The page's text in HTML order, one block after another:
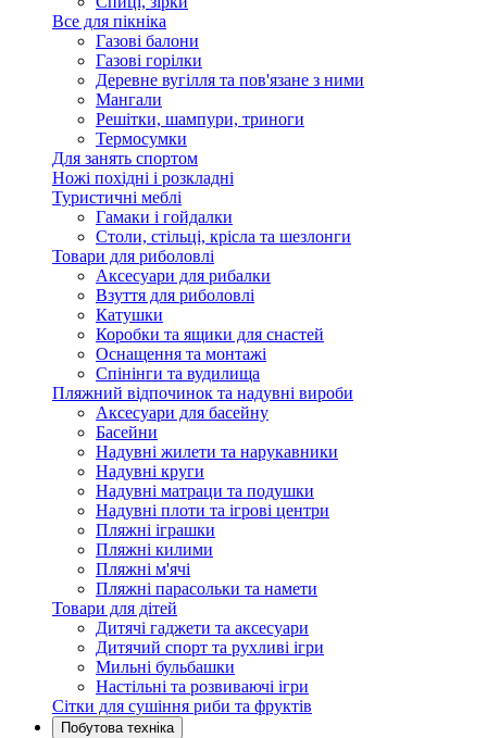
Все для пікніка
Газові балони
Газові горілки
Деревне вугілля та пов'язане з ними
Мангали
Решітки, шампури, триноги
Термосумки
Для занять спортом
Ножі похідні і розкладні
Туристичні меблі
Гамаки і гойдалки
Столи, стільці, крісла та шезлонги
Товари для риболовлі
Аксесуари для рибалки
Взуття для риболовлі
Катушки
Коробки та ящики для снастей
Оснащення та монтажі
Спінінги та вудилища
Пляжний відпочинок та надувні вироби
Аксесуари для басейну
Басейни
Надувні жилети та нарукавники
Надувні круги
Надувні матраци та подушки
Надувні плоти та ігрові центри
Пляжні іграшки
Пляжні килими
Пляжні м'ячі
Пляжні парасольки та намети
Товари для дітей
Дитячі гаджети та аксесуари
Дитячий спорт та рухливі ігри
Мильні бульбашки
Настільні та розвиваючі ігри
Сітки для сушіння риби та фруктів
Побутова техніка